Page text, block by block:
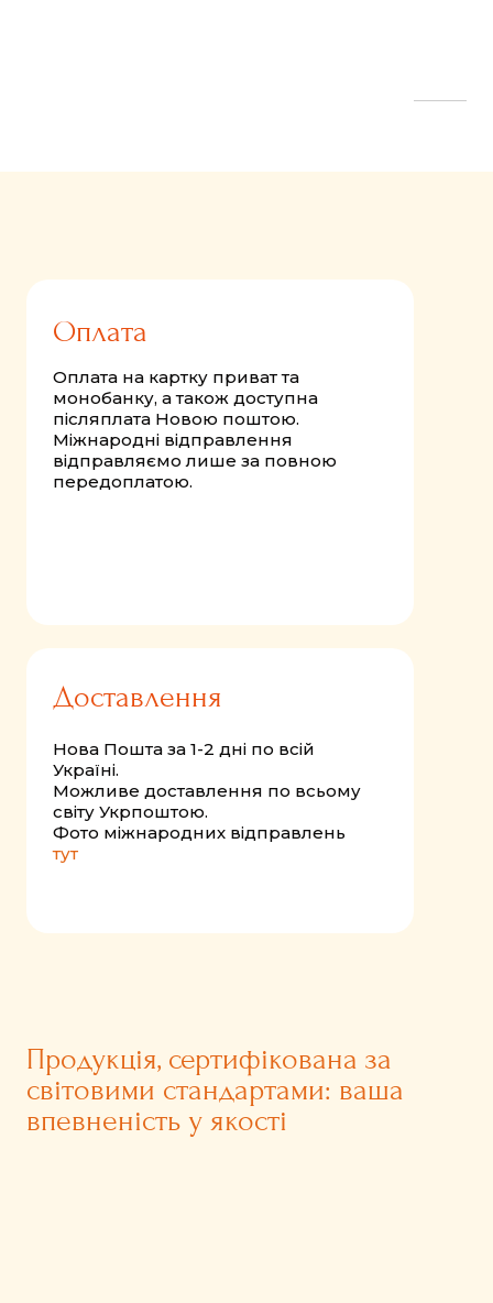
Оплата
Оплата на картку приват та
монобанку, а також доступна
післяплата Новою поштою.
Міжнародні відправлення
відправляємо лише за повною
передоплатою.
Нова Пошта за 1-2 дні по всій
Україні.
Можливе доставлення по всьому
світу Укрпоштою.
Фото міжнародних відправлень
тут
Доставлення
Продукція, сертифікована за
світовими стандартами: ваша
впевненість у якості